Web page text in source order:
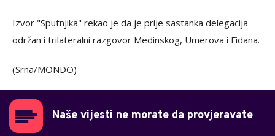
Izvor "Sputnjika" rekao je da je prije sastanka delegacija
održan i trilateralni razgovor Medinskog, Umerova i Fidana.
(Srna/MONDO)
Naše vijesti ne morate da provjeravate